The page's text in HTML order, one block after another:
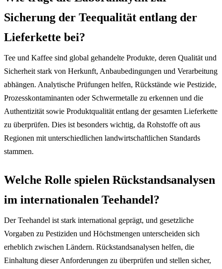
Sicherung der Teequalität entlang der
Lieferkette bei?
Tee und Kaffee sind global gehandelte Produkte, deren Qualität und
Sicherheit stark von Herkunft, Anbaubedingungen und Verarbeitung
abhängen. Analytische Prüfungen helfen, Rückstände wie Pestizide,
Prozesskontaminanten oder Schwermetalle zu erkennen und die
Authentizität sowie Produktqualität entlang der gesamten Lieferkette
zu überprüfen. Dies ist besonders wichtig, da Rohstoffe oft aus
Regionen mit unterschiedlichen landwirtschaftlichen Standards
stammen.
Welche Rolle spielen Rückstandsanalysen
im internationalen Teehandel?
Der Teehandel ist stark international geprägt, und gesetzliche
Vorgaben zu Pestiziden und Höchstmengen unterscheiden sich
erheblich zwischen Ländern. Rückstandsanalysen helfen, die
Einhaltung dieser Anforderungen zu überprüfen und stellen sicher,